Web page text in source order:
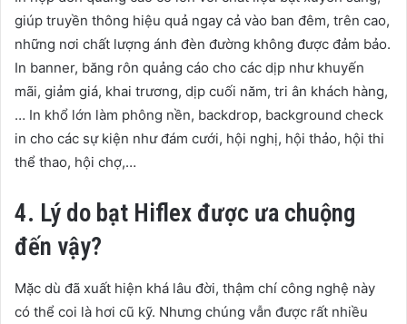
giúp truyền thông hiệu quả ngay cả vào ban đêm, trên cao,
những nơi chất lượng ánh đèn đường không được đảm bảo.
In banner, băng rôn quảng cáo cho các dịp như khuyến
mãi, giảm giá, khai trương, dịp cuối năm, tri ân khách hàng,
… In khổ lớn làm phông nền, backdrop, background check
in cho các sự kiện như đám cưới, hội nghị, hội thảo, hội thi
thể thao, hội chợ,…
4. Lý do bạt Hiflex được ưa chuộng
đến vậy?
Mặc dù đã xuất hiện khá lâu đời, thậm chí công nghệ này
có thể coi là hơi cũ kỹ. Nhưng chúng vẫn được rất nhiều